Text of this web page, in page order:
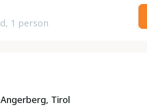
Angerberg, Tirol